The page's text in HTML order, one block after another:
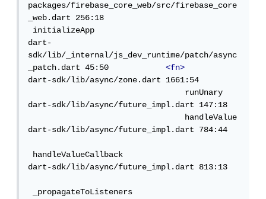
packages/firebase_core_web/src/firebase_core
_web.dart 256:18
initializeApp
dart-
sdk/lib/_internal/js_dev_runtime/patch/async
_patch.dart 45:50 <fn>
dart-sdk/lib/async/zone.dart 1661:54
runUnary
dart-sdk/lib/async/future_impl.dart 147:18
handleValue
dart-sdk/lib/async/future_impl.dart 784:44
handleValueCallback
dart-sdk/lib/async/future_impl.dart 813:13
_propagateToListeners